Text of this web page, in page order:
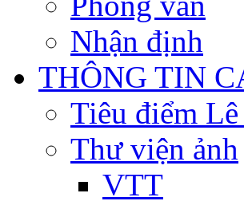
Nhận định
THÔNG TIN
Tiêu điểm
Thư viện ảnh
VTT